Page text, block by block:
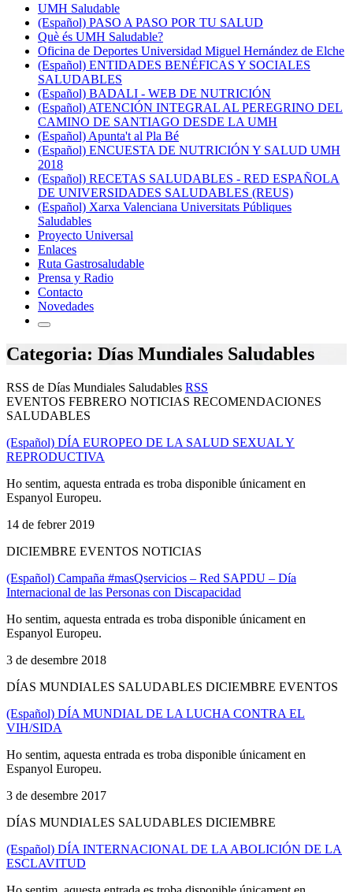
UMH Saludable
(Español) PASO A PASO POR TU SALUD
Què és UMH Saludable?
Oficina de Deportes Universidad Miguel Hernández de Elche
(Español) ENTIDADES BENÉFICAS Y SOCIALES
SALUDABLES
(Español) BADALI - WEB DE NUTRICIÓN
(Español) ATENCIÓN INTEGRAL AL PEREGRINO DEL
CAMINO DE SANTIAGO DESDE LA UMH
(Español) Apunta't al Pla Bé
(Español) ENCUESTA DE NUTRICIÓN Y SALUD UMH
2018
(Español) RECETAS SALUDABLES - RED ESPAÑOLA
DE UNIVERSIDADES SALUDABLES (REUS)
(Español) Xarxa Valenciana Universitats Públiques
Saludables
Proyecto Universal
Enlaces
Ruta Gastrosaludable
Prensa y Radio
Contacto
Novedades
Categoria: Días Mundiales Saludables
RSS de Días Mundiales Saludables RSS
EVENTOS FEBRERO NOTICIAS RECOMENDACIONES
SALUDABLES
(Español) DÍA EUROPEO DE LA SALUD SEXUAL Y
REPRODUCTIVA
Ho sentim, aquesta entrada es troba disponible únicament en
Espanyol Europeu.
14 de febrer 2019
DICIEMBRE EVENTOS NOTICIAS
(Español) Campaña #masQservicios – Red SAPDU – Día
Internacional de las Personas con Discapacidad
Ho sentim, aquesta entrada es troba disponible únicament en
Espanyol Europeu.
3 de desembre 2018
DÍAS MUNDIALES SALUDABLES DICIEMBRE EVENTOS
(Español) DÍA MUNDIAL DE LA LUCHA CONTRA EL
VIH/SIDA
Ho sentim, aquesta entrada es troba disponible únicament en
Espanyol Europeu.
3 de desembre 2017
DÍAS MUNDIALES SALUDABLES DICIEMBRE
(Español) DÍA INTERNACIONAL DE LA ABOLICIÓN DE LA
ESCLAVITUD